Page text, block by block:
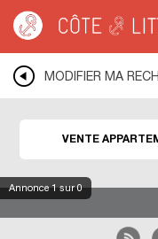
vue dégagée>MEDITERRANEE
JUVIGNAC
MODIFIER MA
Annonce1sur 0
VENTE